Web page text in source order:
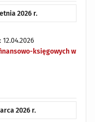
2026 r.
księgowych w
2026 r.